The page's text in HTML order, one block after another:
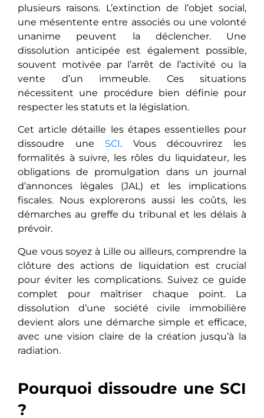
plusieurs raisons. L’extinction de l’objet social,
une mésentente entre associés ou une volonté
unanime peuvent la déclencher. Une
dissolution anticipée est également possible,
souvent motivée par l’arrêt de l’activité ou la
vente d’un immeuble. Ces situations
nécessitent une procédure bien définie pour
respecter les statuts et la législation.
Cet article détaille les étapes essentielles pour
dissoudre une SCI. Vous découvrirez les
formalités à suivre, les rôles du liquidateur, les
obligations de promulgation dans un journal
d’annonces légales (JAL) et les implications
fiscales. Nous explorerons aussi les coûts, les
démarches au greffe du tribunal et les délais à
prévoir.
Que vous soyez à Lille ou ailleurs, comprendre la
clôture des actions de liquidation est crucial
pour éviter les complications. Suivez ce guide
complet pour maîtriser chaque point. La
dissolution d’une société civile immobilière
devient alors une démarche simple et efficace,
avec une vision claire de la création jusqu’à la
radiation.
Pourquoi dissoudre une SCI
?